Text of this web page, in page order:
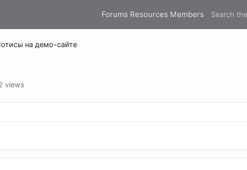
Forums Resources Members
на демо-сайте
views